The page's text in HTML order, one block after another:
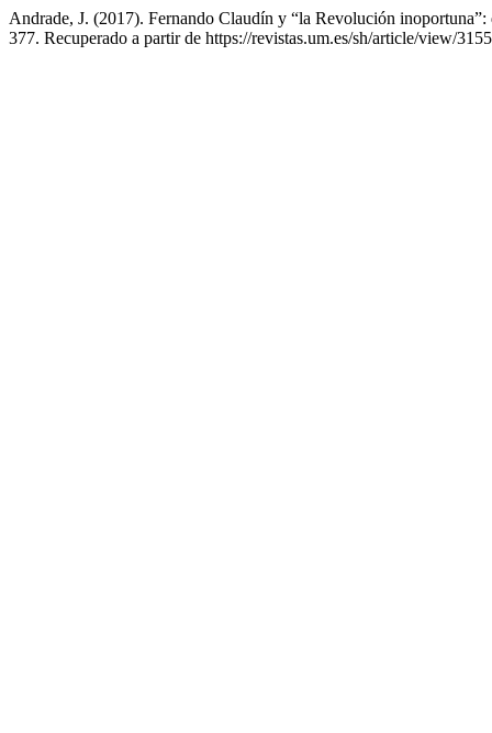
Andrade, J. (2017). Fernando Claudín y “la Revolución
377. Recuperado a partir de https://revistas.um.es/sh/article/view/